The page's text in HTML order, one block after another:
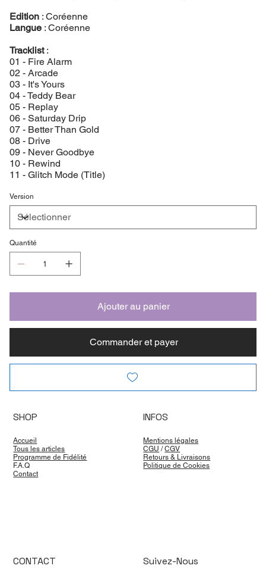
Edition: Coréenne
Langue: Coréenne
Tracklist:
01 - Fire Alarm
02 - Arcade
03 - It's Yours
04 - Teddy Bear
05 - Replay
06 - Saturday Drip
07 - Better Than Gold
08 - Drive
09 - Never Goodbye
10 - Rewind
11 - Glitch Mode (Title)
Version
Quantité
Ajouter au panier
Commander et payer
SHOP
Accueil
Tous les articles
Programme de Fidélité
F.A.Q
Contact
INFOS
Mentions légales
CGU /CGV
Retours & Livraisons
Politique de Cookies
CONTACT Suivez-Nous